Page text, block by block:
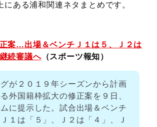
e a o
e
i
にある浦和関連ネタまとめです。
案…出場＆ベンチＪ１は５、Ｊ２は
続審議へ（スポーツ報知）
グが２０１９年シーズンから計画
外国籍枠拡大の修正案を９日、
に提示した。試合出場＆ベンチ
１は「５」、Ｊ２は「４」、Ｊ